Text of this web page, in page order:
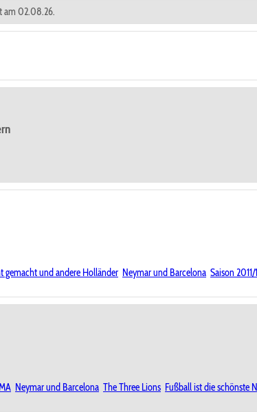
am 02.08.26.
gemacht und andere Holländer Neymar und Barcelona Saison
Neymar und Barcelona The Three Lions Fußball ist die schönste